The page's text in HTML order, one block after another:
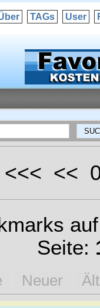
TAGs User
<<< <<
Seite:
Neuer